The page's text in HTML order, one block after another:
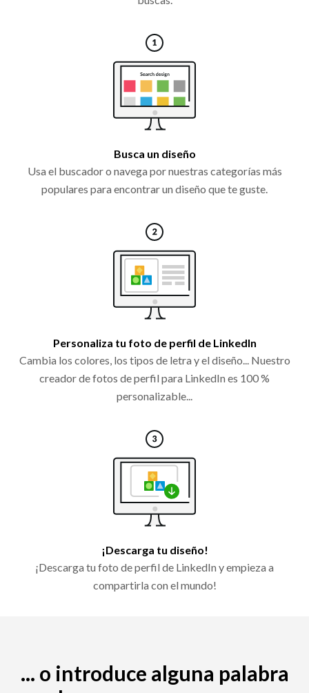
Busca un diseño
Usa el buscador o navega por nuestras categorías más
populares para encontrar un diseño que te guste.
Personaliza tu foto de perfil de LinkedIn
Cambia los colores, los tipos de letra y el diseño... Nuestro
creador de fotos de perfil para LinkedIn es 100 %
personalizable...
¡Descarga tu diseño!
¡Descarga tu foto de perfil de LinkedIn y empieza a
compartirla con el mundo!
... o introduce alguna palabra